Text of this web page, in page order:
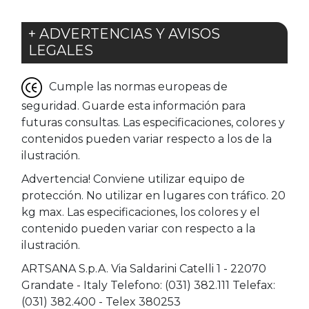
+ ADVERTENCIAS Y AVISOS
LEGALES
Cumple las normas europeas de
seguridad. Guarde esta información para
futuras consultas. Las especificaciones, colores y
contenidos pueden variar respecto a los de la
ilustración.
Advertencia! Conviene utilizar equipo de
protección. No utilizar en lugares con tráfico. 20
kg max. Las especificaciones, los colores y el
contenido pueden variar con respecto a la
ilustración.
ARTSANA S.p.A. Via Saldarini Catelli 1 - 22070
Grandate - Italy Telefono: (031) 382.111 Telefax:
(031) 382.400 - Telex 380253